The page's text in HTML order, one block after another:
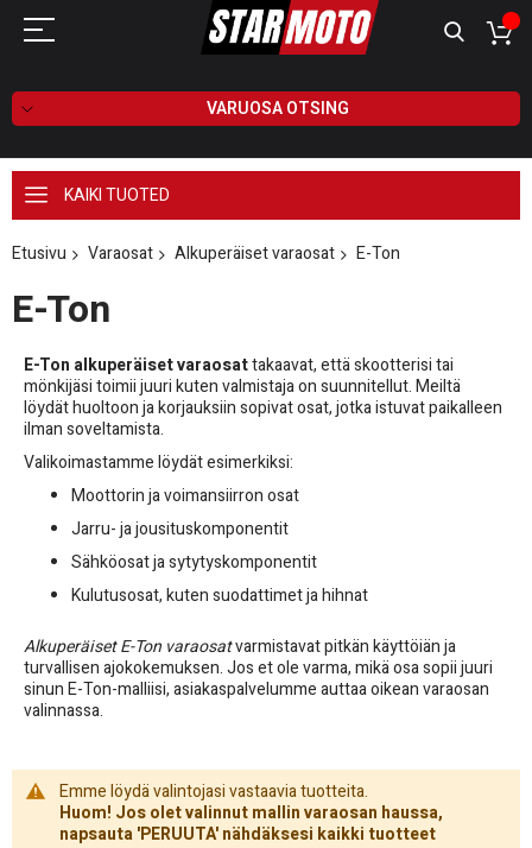
VARUOSA OTSING
KAIKI TUOTED
Etusivu Varaosat Alkuperäiset varaosat E-Ton
E-Ton
E-Ton alkuperäiset varaosattakaavat, että skootterisi tai
mönkijäsi toimii juuri kuten valmistaja on suunnitellut. Meiltä
löydät huoltoon ja korjauksiin sopivat osat, jotka istuvat paikalleen
ilman soveltamista.
Valikoimastamme löydät esimerkiksi:
Moottorin ja voimansiirron osat
Jarru- ja jousituskomponentit
Sähköosat ja sytytyskomponentit
Kulutusosat, kuten suodattimet ja hihnat
Alkuperäiset E-Ton varaosatvarmistavat pitkän käyttöiän ja
turvallisen ajokokemuksen. Jos et ole varma, mikä osa sopii juuri
sinun E-Ton-malliisi, asiakaspalvelumme auttaa oikean varaosan
valinnassa.
Emme löydä valintojasi vastaavia tuotteita.
Huom! Jos olet valinnut mallin varaosan haussa,
napsauta 'PERUUTA' nähdäksesi kaikki tuotteet